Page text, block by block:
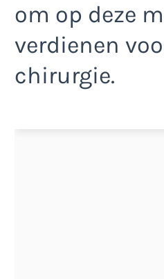
om op deze
verdienen
chirurgie.